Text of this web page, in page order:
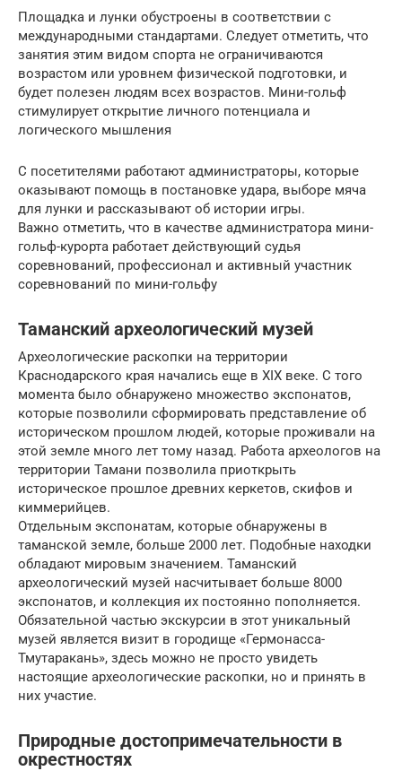
Площадка и лунки обустроены в соответствии с
международными стандартами. Следует отметить, что
занятия этим видом спорта не ограничиваются
возрастом или уровнем физической подготовки, и
будет полезен людям всех возрастов. Мини-гольф
стимулирует открытие личного потенциала и
логического мышления
С посетителями работают администраторы, которые
оказывают помощь в постановке удара, выборе мяча
для лунки и рассказывают об истории игры.
Важно отметить, что в качестве администратора мини-
гольф-курорта работает действующий судья
соревнований, профессионал и активный участник
соревнований по мини-гольфу
Таманский археологический музей
Археологические раскопки на территории
Краснодарского края начались еще в XIX веке. С того
момента было обнаружено множество экспонатов,
которые позволили сформировать представление об
историческом прошлом людей, которые проживали на
этой земле много лет тому назад. Работа археологов на
территории Тамани позволила приоткрыть
историческое прошлое древних керкетов, скифов и
киммерийцев.
Отдельным экспонатам, которые обнаружены в
таманской земле, больше 2000 лет. Подобные находки
обладают мировым значением. Таманский
археологический музей насчитывает больше 8000
экспонатов, и коллекция их постоянно пополняется.
Обязательной частью экскурсии в этот уникальный
музей является визит в городище «Гермонасса-
Тмутаракань», здесь можно не просто увидеть
настоящие археологические раскопки, но и принять в
них участие.
Природные достопримечательности в
окрестностях